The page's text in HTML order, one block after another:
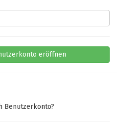
eröffnen
Benutzerkonto?